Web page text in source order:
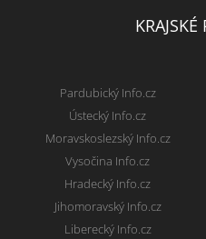
Pardubický Info.cz
Ústecký Info.cz
Moravskoslezský Info.cz
Vysočina Info.cz
Hradecký Info.cz
Jihomoravský Info.cz
Liberecký Info.cz